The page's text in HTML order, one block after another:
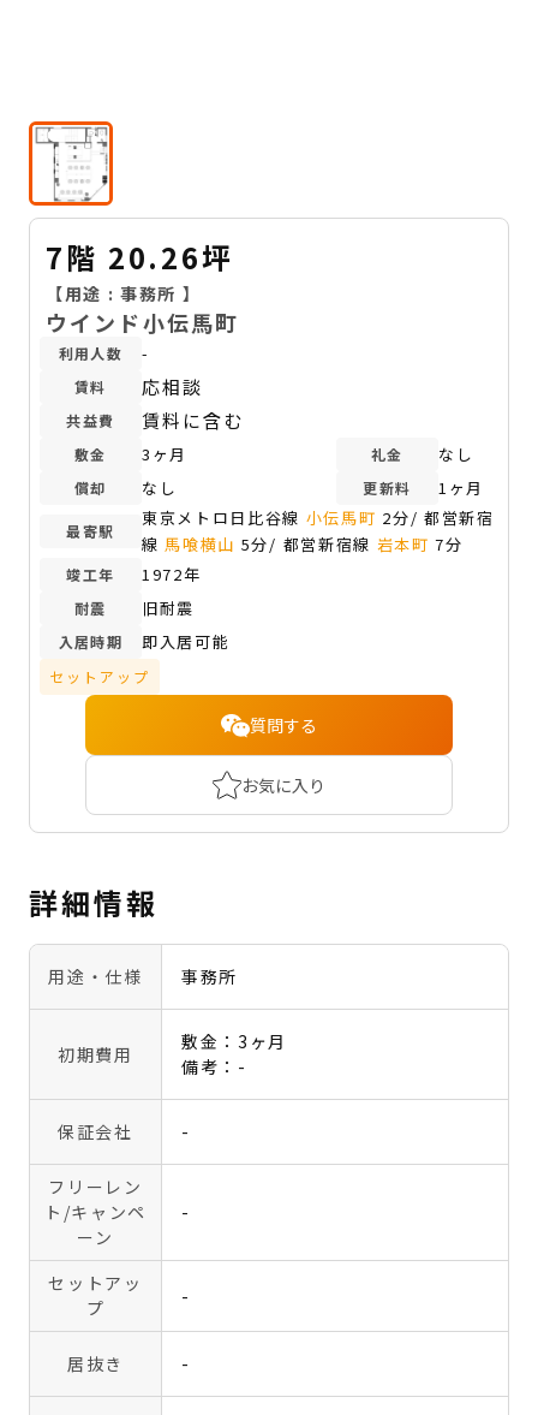
7階 20.26坪
【用途 :事務所 】
ウインド小伝馬町
利用人数 -
賃料 応相談
共益費 賃料に含む
敷金 3ヶ月 礼金 なし
償却 なし 更新料 1ヶ月
最寄駅
東京メトロ日比谷線 小伝馬町 2分/ 都営新宿
線馬喰横山 5分/ 都営新宿線 岩本町 7分
竣工年 1972年
耐震 旧耐震
入居時期 即入居可能
セットアップ
質問する
お気に入り
詳細情報
用途・仕様 事務所
初期費用
敷金：3ヶ月
備考：-
保証会社 -
フリーレン
ト /キャンペ
ーン
-
セットアッ
プ
-
居抜き -